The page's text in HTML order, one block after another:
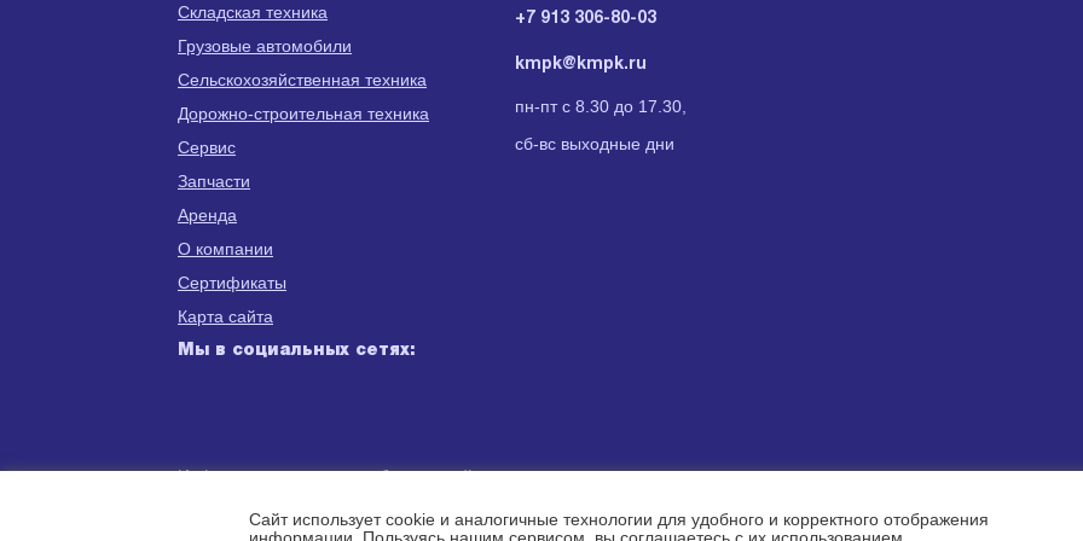
Складская техника
Грузовые автомобили
Сельскохозяйственная техника
Дорожно-строительная техника
Сервис
Запчасти
Аренда
О компании
Сертификаты
Карта сайта
+7 913 306-80-03
kmpk@kmpk.ru
пн-пт с 8.30 до 17.30,
сб-вс выходные дни
Мы в социальных сетях:
Информация для правообладателей
Политика конфиденциальности
Сайт использует cookie и аналогичные технологии для удобного и корректного отображения